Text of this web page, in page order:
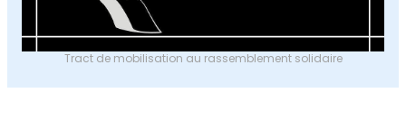
Tract de mobilisation au rassemblement solidaire